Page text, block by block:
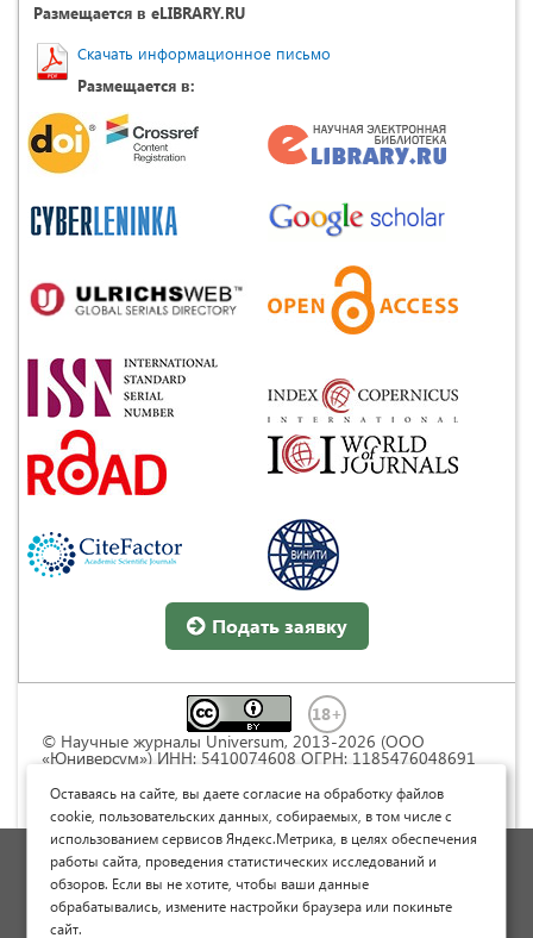
Размещается в eLIBRARY.RU
Скачать информационное письмо
Размещается в:
Подать заявку
© Научные журналы Universum, 2013-2026 (ООО
«Юниверсум») ИНН: 5410074608 ОГРН: 1185476048691
Commons « Attribution» («Атрибуция») 4.0
Непортированная
Политика обработки персональных данных
Договор оферты
Опубликовать научную статью
Оставаясь на сайте, вы даете согласие на обработку файлов
cookie, пользовательских данных, собираемых, в том числе с
использованием сервисов Яндекс.Метрика, в целях обеспечения
работы сайта, проведения статистических исследований и
обзоров. Если вы не хотите, чтобы ваши данные
обрабатывались, измените настройки браузера или покиньте
сайт.